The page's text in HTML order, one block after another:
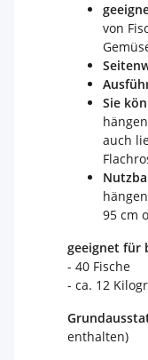
von
Sie
auch
95 cm
geeignet für
- 40 Fische
- ca. 12
enthalten)